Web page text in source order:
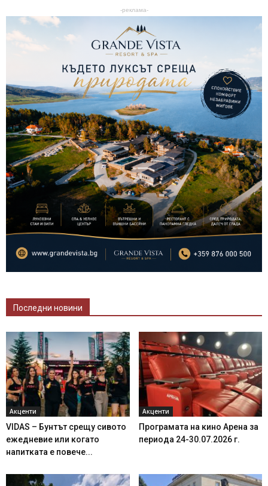
-реклама-
Последни новини
Акценти
VIDAS – Бунтът срещу сивото
ежедневие или когато
напитката е повече...
Акценти
Програмата на кино Арена за
периода 24-30.07.2026 г.